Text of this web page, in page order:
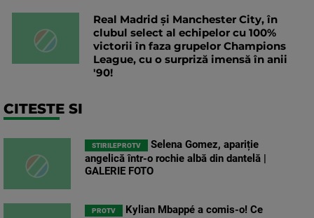
Real Madrid și Manchester City, în
clubul select al echipelor cu 100%
victorii în faza grupelor Champions
League, cu o surpriză imensă în anii
'90!
CITESTE SI
STIRILEPROTV
Selena Gomez, apariție
angelică într-o rochie albă din dantelă |
GALERIE FOTO
PROTV
Kylian Mbappé a comis-o! Ce